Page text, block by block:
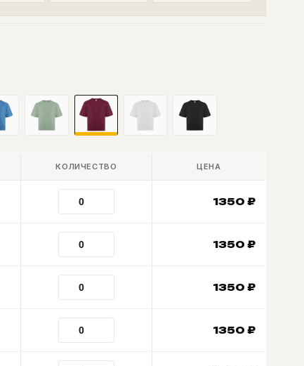
КОЛИЧЕСТВО ЦЕНА
1350 ₽
1350 ₽
1350 ₽
1350 ₽